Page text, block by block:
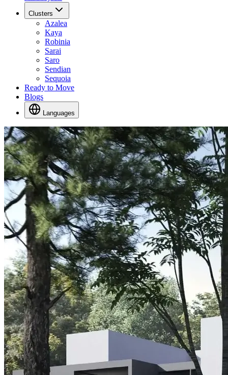
Clusters
Azalea
Kaya
Robinia
Sarai
Saro
Sendian
Sequoia
Ready to Move
Blogs
Languages